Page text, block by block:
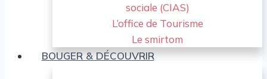
sociale (CIAS)
L’office de Tourisme
Le smirtom
BOUGER & DÉCOUVRIR